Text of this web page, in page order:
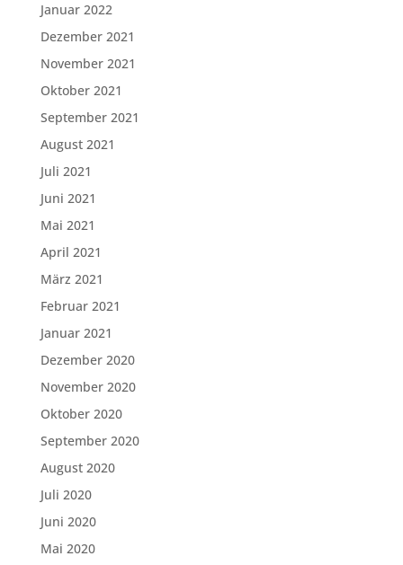
Januar 2022
Dezember 2021
November 2021
Oktober 2021
September 2021
August 2021
Juli 2021
Juni 2021
Mai 2021
April 2021
März 2021
Februar 2021
Januar 2021
Dezember 2020
November 2020
Oktober 2020
September 2020
August 2020
Juli 2020
Juni 2020
Mai 2020